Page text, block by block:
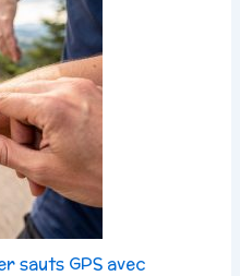
sauts GPS avec